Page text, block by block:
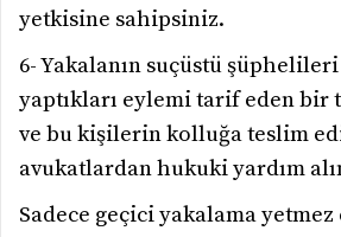
yetkisine sahipsiniz.
6- Yakalanın suçüstü
yaptıkları eylemi tarif eden bir
ve bu kişilerin kolluğa teslim
avukatlardan hukuki yardım
Sadece geçici yakalama